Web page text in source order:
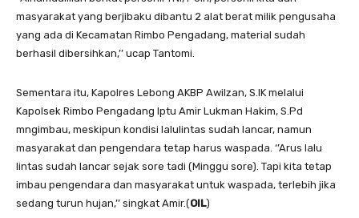
masyarakat yang berjibaku dibantu 2 alat berat milik pengusaha
yang ada di Kecamatan Rimbo Pengadang, material sudah
berhasil dibersihkan,’’ ucap Tantomi.
Sementara itu, Kapolres Lebong AKBP Awilzan, S.IK melalui
Kapolsek Rimbo Pengadang Iptu Amir Lukman Hakim, S.Pd
mngimbau, meskipun kondisi lalulintas sudah lancar, namun
masyarakat dan pengendara tetap harus waspada. ‘’Arus lalu
lintas sudah lancar sejak sore tadi (Minggu sore). Tapi kita tetap
imbau pengendara dan masyarakat untuk waspada, terlebih jika
sedang turun hujan,’’ singkat Amir.(OIL)